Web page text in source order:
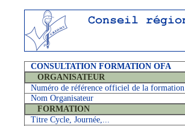
CONSULTATION FORMATION OFA
ORGANISATEUR
Numéro de référence officiel de la formation
Nom Organisateur
FORMATION
Titre Cycle, Journée,...